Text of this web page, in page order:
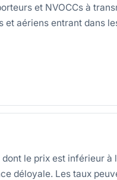
et NVOCCs à
aériens entrant dans
le prix est inférieur
déloyale. Les taux